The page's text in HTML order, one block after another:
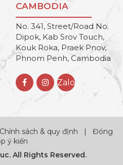
CAMBODIA
No. 341, Street/Road No.
Dipok, Kab Srov Touch,
Kouk Roka, Praek Pnov,
Phnom Penh, Cambodia
Zalo
Chính sách & quy định | Đóng
ý kiến
All Rights Reserved.